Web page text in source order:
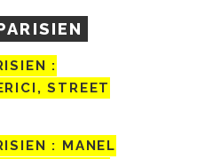
:
STREET
: MANEL